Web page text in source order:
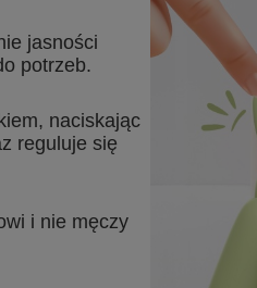
jasności
potrzeb.
naciskając
reguluje się
i nie męczy